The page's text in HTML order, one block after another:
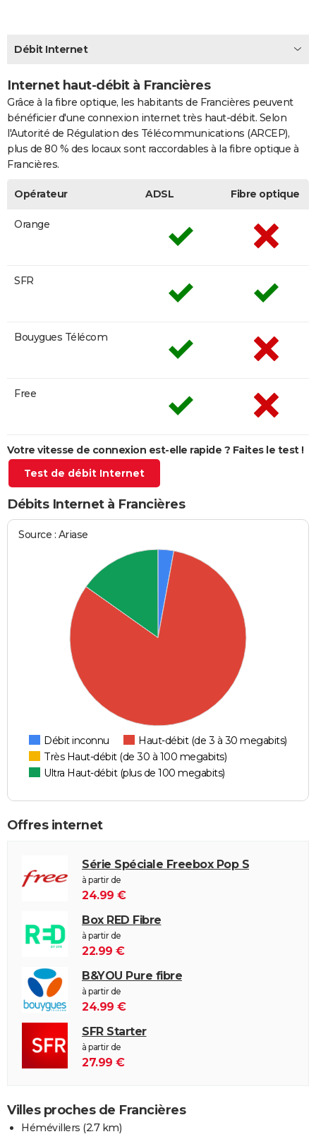
GUIDES D'ACHAT
CARTE DE VOEUX
Carte de Noël
Carte Bonne année
Carte Saint-Valentin
Carte Pâques
Carte d'anniversaire
DICTIONNAIRE
Biographies
Expressions
PROGRAMME TV
COPAINS D'AVANT
Débit Internet
Internet haut-débit à Francières
Grâce à la fibre optique, les habitants de Francières peuvent
bénéficier d'une connexion internet très haut-débit. Selon
l'Autorité de Régulation des Télécommunications (ARCEP),
plus de 80 % des locaux sont raccordables à la fibre optique à
Francières.
Opérateur ADSL Fibre optique
Orange
SFR
Bouygues Télécom
Free
Votre vitesse de connexion est-elle rapide ? Faites le test !
Test de débit Internet
Débits Internet à Francières
Source : Ariase
Débit inconnu
Haut-débit (de 3 à 30 megabits)
Très Haut-débit (de 30 à 100 megabits)
Ultra Haut-débit (plus de 100 megabits)
Offres internet
Série Spéciale Freebox Pop S
à partir de
24.99 €
Box RED Fibre
à partir de
22.99 €
B&YOU Pure fibre
à partir de
24.99 €
SFR Starter
à partir de
27.99 €
Villes proches de Francières
Hémévillers (2.7 km)